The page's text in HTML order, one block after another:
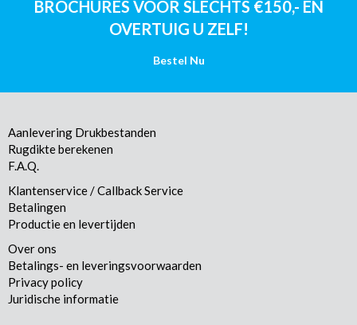
BROCHURES VOOR SLECHTS €150,- EN
OVERTUIG U ZELF!
Bestel Nu
Aanlevering Drukbestanden
Rugdikte berekenen
F.A.Q.
Klantenservice / Callback Service
Betalingen
Productie en levertijden
Over ons
Betalings- en leveringsvoorwaarden
Privacy policy
Juridische informatie